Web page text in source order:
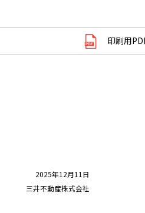
印刷用
2025年12月11日
三井不動産株式会社